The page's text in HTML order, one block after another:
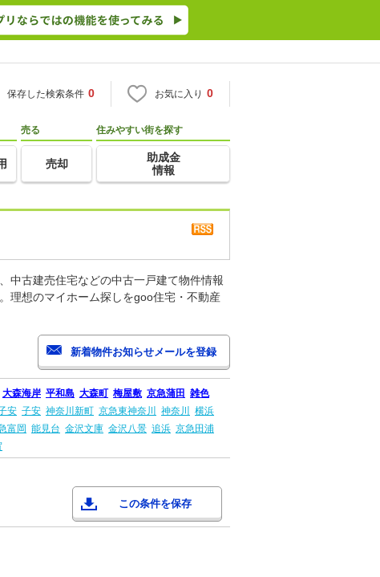
保存した検索条件 0 お気に入り 0
売る
売却
住みやすい街を探す
助成金
情報
中古建売住宅などの中古一戸建て物件情報
理想のマイホーム探しをgoo住宅・不動産
大森海岸 平和島 大森町 梅屋敷 京急蒲田 雑色
安 子安 神奈川新町 京急東神奈川 神奈川
横浜
富岡 能見台 金沢文庫 金沢八景 追浜 京急田浦
この条件を保存